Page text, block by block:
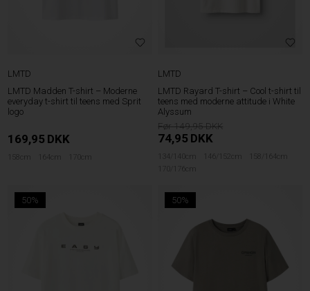
LMTD
LMTD Madden T-shirt – Moderne
everyday t-shirt til teens med Sprit
logo
169,95 DKK
158cm 164cm 170cm
LMTD
LMTD Rayard T-shirt – Cool t-shirt til
teens med moderne attitude i White
Alyssum
149,95
74,95 DKK
134/140cm 146/152cm
158/164cm
170/176cm
50% 50%